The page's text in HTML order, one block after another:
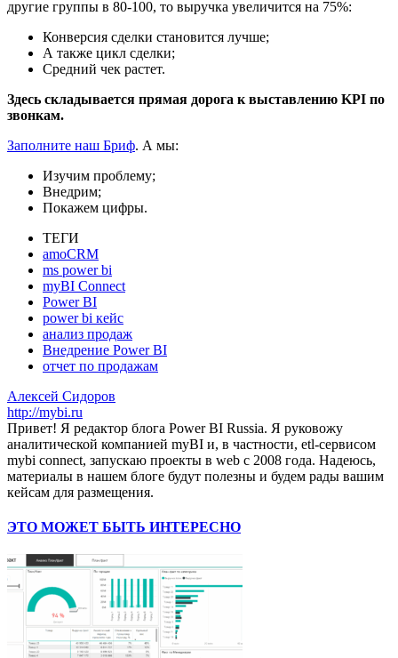
другие группы в 80-100, то выручка увеличится на 75%:
Конверсия сделки становится лучше;
А также цикл сделки;
Средний чек растет.
Здесь складывается прямая дорога к выставлению KPI по
звонкам.
Заполните наш Бриф. А мы:
Изучим проблему;
Внедрим;
Покажем цифры.
ТЕГИ
amoCRM
ms power bi
myBI Connect
Power BI
power bi кейс
анализ продаж
Внедрение Power BI
отчет по продажам
Алексей Сидоров
http://mybi.ru
Привет! Я редактор блога Power BI Russia. Я руковожу
аналитической компанией myBI и, в частности, etl-сервисом
mybi connect, запускаю проекты в web с 2008 года. Надеюсь,
материалы в нашем блоге будут полезны и будем рады вашим
кейсам для размещения.
ЭТО МОЖЕТ БЫТЬ ИНТЕРЕСНО